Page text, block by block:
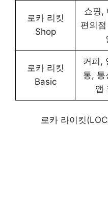
로카 리킷
Shop
쇼핑,
편의
로카 리킷
Basic
커피,
통, 통
앱
로카 라이킷